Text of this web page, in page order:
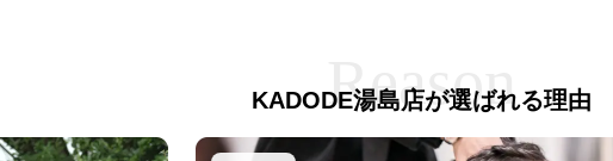
KADODE湯島店が選ばれる理由